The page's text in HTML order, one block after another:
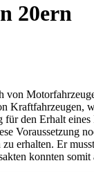
20ern
von
Kraftfahrzeugen,
den Erhalt
Voraussetzung
erhalten. Er
konnten